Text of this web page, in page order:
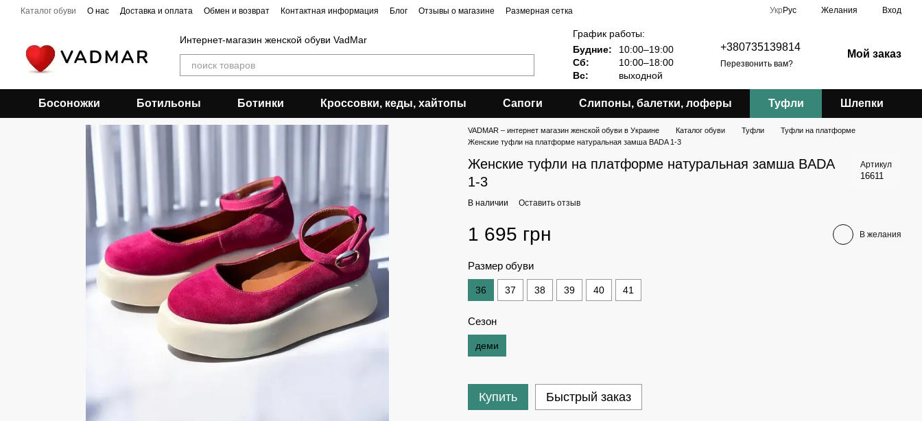
Перейти к основному контенту
Каталог обуви О нас Доставка и оплата Обмен и возврат Контактная информация Блог Отзывы о магазине Размерная сетка Укр Рус Желания Вход
Интернет-магазин женской обуви VadMar
График работы:
Будние:
10:00–19:00
Сб:
10:00–18:00
Вс:
выходной
+380735139814
Перезвонить вам?
Мой заказ
Босоножки Ботильоны Ботинки Кроссовки, кеды, хайтопы Сапоги Слипоны, балетки, лоферы Туфли Шлепки
VADMAR – интернет магазин женской обуви в Украине Каталог обуви Туфли
Туфли на платформе
Женские туфли на платформе натуральная замша BADA 1-3
Женские туфли на платформе натуральная замша BADA
1-3
Артикул
16611
В наличии Оставить отзыв
1 695 грн В желания
Размер обуви
36 37 38 39 40 41
Сезон
деми
Купить Быстрый заказ